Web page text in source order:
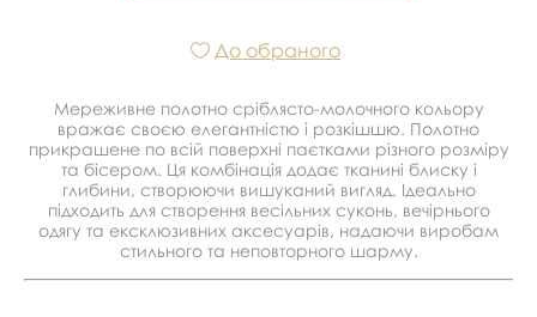
До обраного
Мереживне полотно сріблясто-молочного кольору
вражає своєю елегантністю і розкішшю. Полотно
прикрашене по всій поверхні паєтками різного розміру
та бісером. Ця комбінація додає тканині блиску і
глибини, створюючи вишуканий вигляд. Ідеально
підходить для створення весільних суконь, вечірнього
одягу та ексклюзивних аксесуарів, надаючи виробам
стильного та неповторного шарму.